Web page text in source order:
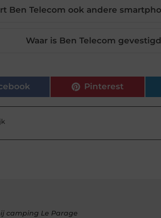
Ben Telecom ook andere
Waar is Ben Telecom
Pinterest
camping Le Parage